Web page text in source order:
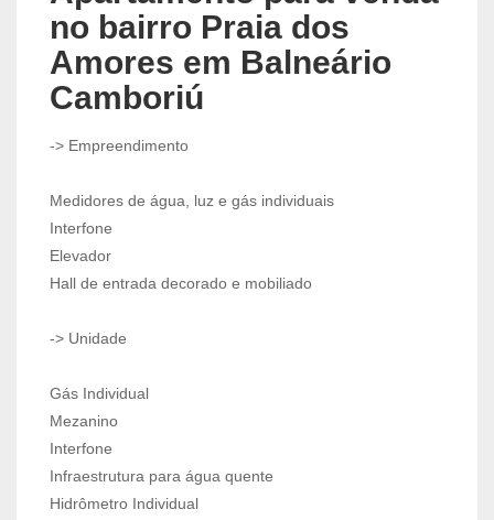
no bairro Praia dos
Amores em Balneário
Camboriú
-> Empreendimento
Medidores de água, luz e gás individuais
Interfone
Elevador
Hall de entrada decorado e mobiliado
-> Unidade
Gás Individual
Mezanino
Interfone
Infraestrutura para água quente
Hidrômetro Individual